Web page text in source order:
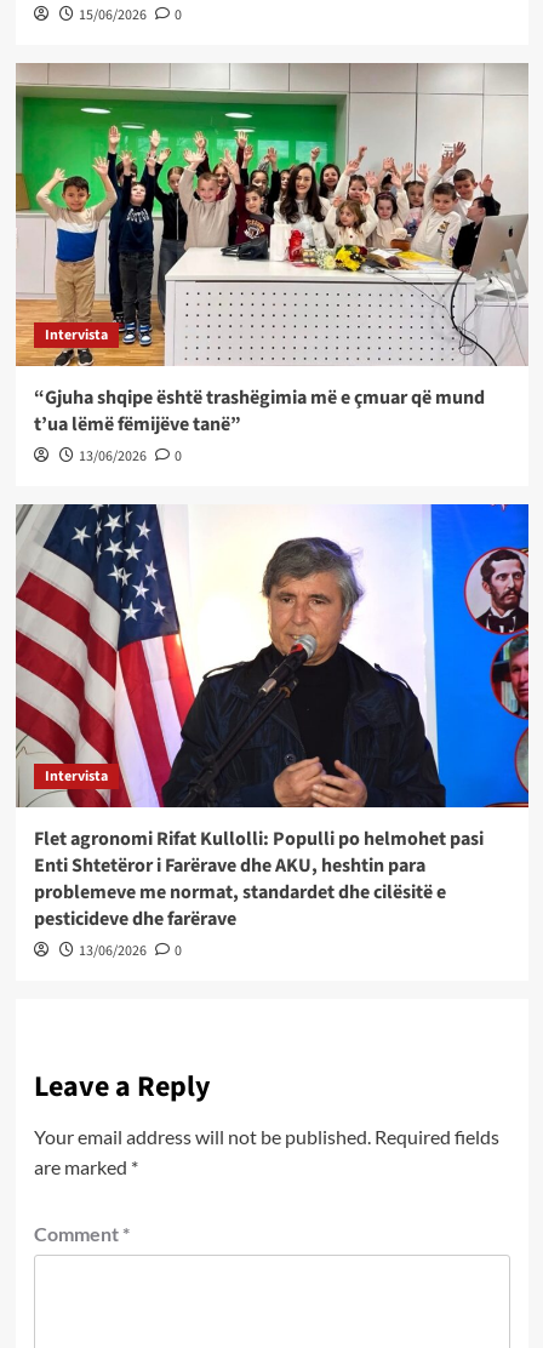
15/06/2026 0
Intervista
“Gjuha shqipe është trashëgimia më e çmuar që mund
t’ua lëmë fëmijëve tanë”
13/06/2026 0
Intervista
Flet agronomi Rifat Kullolli: Populli po helmohet pasi
Enti Shtetëror i Farërave dhe AKU, heshtin para
problemeve me normat, standardet dhe cilësitë e
pesticideve dhe farërave
13/06/2026 0
Leave a Reply
Your email address will not be published. Required fields
are marked *
Comment *